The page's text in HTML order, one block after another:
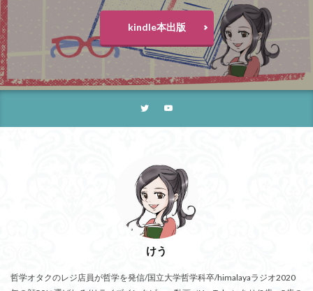
kindle本出版
けう
哲学オタクのレジ店員が哲学を発信/国立大学哲学科卒/himalayaラジオ2020